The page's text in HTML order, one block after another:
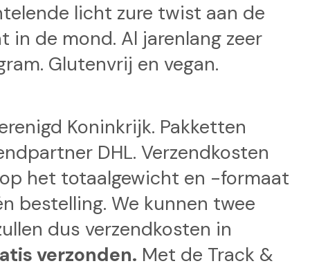
licht zure twist aan de
de mond. Al jarenlang zeer
Glutenvrij en vegan.
Koninkrijk. Pakketten
DHL. Verzendkosten
het totaalgewicht en -formaat
bestelling. We kunnen twee
dus verzendkosten in
verzonden. Met de Track &